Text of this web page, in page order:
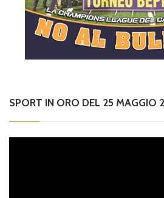
SPORT IN ORO DEL 25 MAGGIO